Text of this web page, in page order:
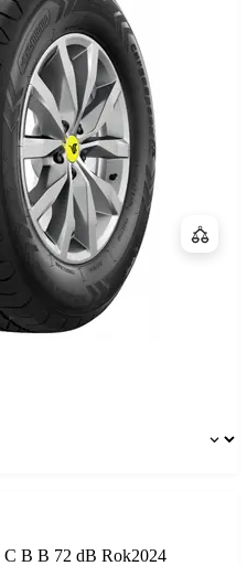
Etykieta:
C B B 72 dB Rok2024